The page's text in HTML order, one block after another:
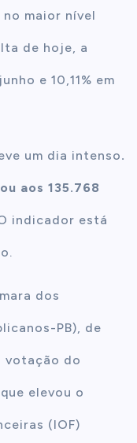
maior nível
de hoje, a
e 10,11% em
um dia intenso.
aos 135.768
indicador está
dos
PB), de
votação do
elevou o
(IOF)